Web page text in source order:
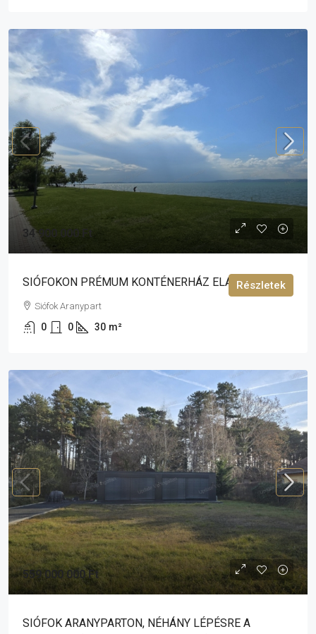
34 900 000 Ft
SIÓFOKON PRÉMUM KONTÉNERHÁZ ELADÓ!
Siófok Aranypart
0 0 30 m²
Részletek
559 000 000 Ft
SIÓFOK ARANYPARTON, NÉHÁNY LÉPÉSRE A